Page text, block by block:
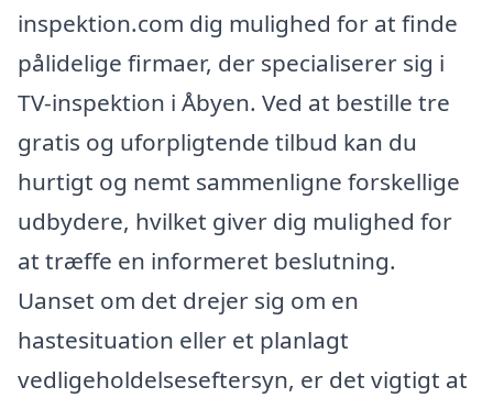
inspektion.com dig mulighed for at finde
pålidelige firmaer, der specialiserer sig i
TV-inspektion i Åbyen. Ved at bestille tre
gratis og uforpligtende tilbud kan du
hurtigt og nemt sammenligne forskellige
udbydere, hvilket giver dig mulighed for
at træffe en informeret beslutning.
Uanset om det drejer sig om en
hastesituation eller et planlagt
vedligeholdelseseftersyn, er det vigtigt at